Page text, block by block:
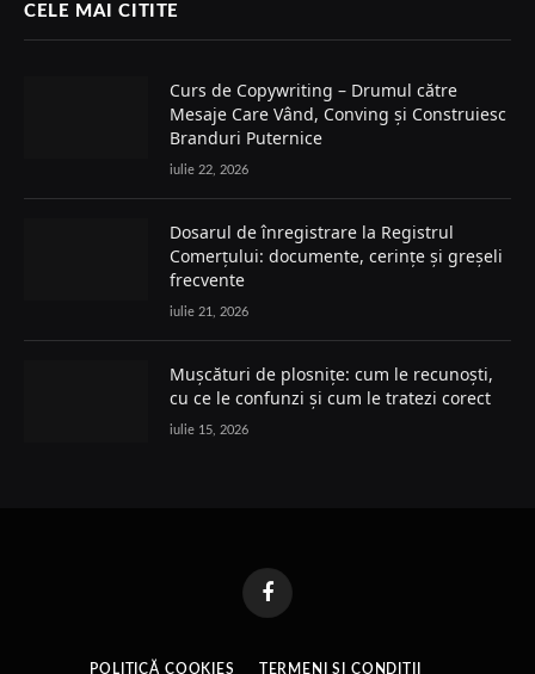
CELE MAI CITITE
Curs de Copywriting – Drumul către
Mesaje Care Vând, Conving și Construiesc
Branduri Puternice
iulie 22, 2026
Dosarul de înregistrare la Registrul
Comerțului: documente, cerințe și greșeli
frecvente
iulie 21, 2026
Mușcături de plosnițe: cum le recunoști,
cu ce le confunzi și cum le tratezi corect
iulie 15, 2026
Facebook
POLITICĂ COOKIES TERMENI ȘI CONDIȚII